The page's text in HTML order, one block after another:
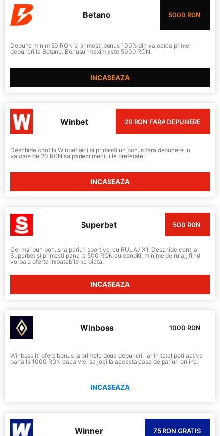
Betano 5000 RON
Depune minim 50 RON si primesti bonus 100% din valoarea primei
depuneri la Betano. Bonusul maxim este 5000 RON.
INCASEAZA
Winbet 20 RON FARA DEPUNERE
Deschide cont la Winbet aici si primesti un bonus fara depunere in
valoare de 20 RON sa pariezi meciurile preferate!
INCASEAZA
Superbet 500 RON
Cel mai bun bonus la pariuri sportive, cu RULAJ X1. Deschide cont la
Superbet si primesti pana la 500 RON cu conditii minime de rulaj, fiind
vorba o oferta imbatabila pe piata.
INCASEAZA
Winboss 1000 RON
Winboss iti ofera bonus la primele doua depuneri, iar in total poti activa
pana la 1000 RON daca vrei sa joci la aceasta casa de pariuri online.
INCASEAZA
Winner 75 RON GRATIS